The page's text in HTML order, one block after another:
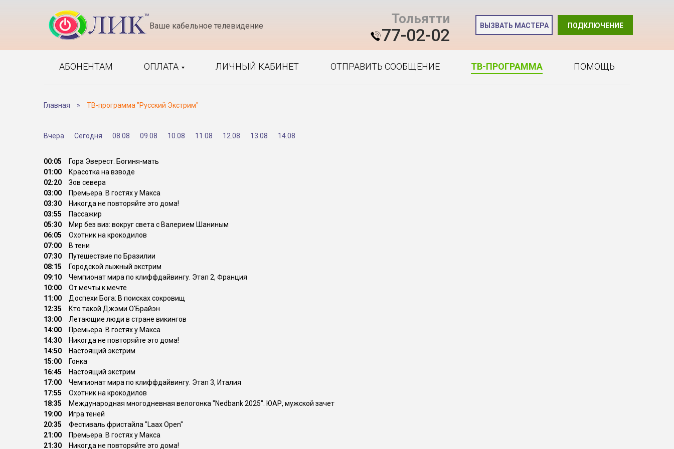
Ваше кабельное телевидение Тольятти
77-02-02 ПОДКЛЮЧЕНИЕ
ВЫЗВАТЬ МАСТЕРА
АБОНЕНТАМ ОПЛАТА ЛИЧНЫЙ КАБИНЕТ ОТПРАВИТЬ СООБЩЕНИЕ ТВ-ПРОГРАММА ПОМОЩЬ
Главная » ТВ-программа "Русский Экстрим"
Вчера Сегодня 08.08 09.08 10.08 11.08 12.08 13.08 14.08
00:05
Гора Эверест. Богиня-мать
01:00
Красотка на взводе
02:20
Зов севера
03:00
Премьера. В гостях у Макса
03:30
Никогда не повторяйте это дома!
03:55
Пассажир
05:30
Мир без виз: вокруг света с Валерием Шаниным
06:05
Охотник на крокодилов
07:00
В тени
07:30
Путешествие по Бразилии
08:15
Городской лыжный экстрим
09:10
Чемпионат мира по клиффдайвингу. Этап 2, Франция
10:00
От мечты к мечте
11:00
Доспехи Бога: В поисках сокровищ
12:35
Кто такой Джэми О'Брайэн
13:00
Летающие люди в стране викингов
14:00
Премьера. В гостях у Макса
14:30
Никогда не повторяйте это дома!
14:50
Настоящий экстрим
15:00
Гонка
16:45
Настоящий экстрим
17:00
Чемпионат мира по клиффдайвингу. Этап 3, Италия
17:55
Охотник на крокодилов
18:35
Международная многодневная велогонка "Nedbank 2025". ЮАР, мужской зачет
19:00
Игра теней
20:35
Фестиваль фристайла "Laax Open"
21:00
Премьера. В гостях у Макса
21:30
Никогда не повторяйте это дома!